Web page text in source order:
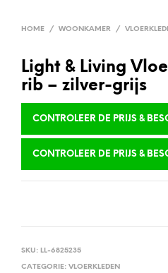
HOME / WOONKAMER /
Light & Living
rib – zilver-grijs
CONTROLEER DE PRIJS &
CONTROLEER DE PRIJS &
SKU: LL-6825235
CATEGORIE: VLOERKLEDEN